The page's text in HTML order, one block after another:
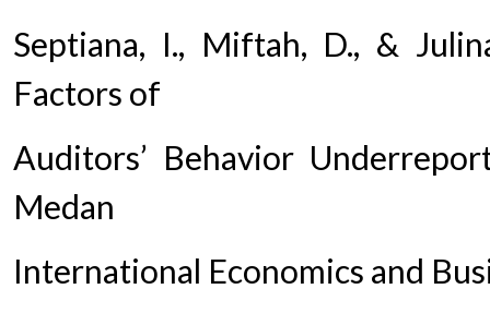
Septiana, I., Miftah, D., &
Factors of
Auditors’ Behavior
Medan
International Economics and